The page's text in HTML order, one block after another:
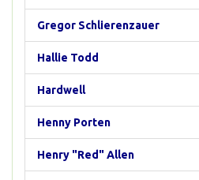
Gregor Schlierenzauer
Hallie Todd
Hardwell
Henny Porten
Henry "Red" Allen